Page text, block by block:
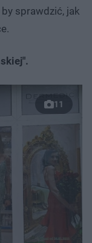
sprawdzić, jak
11